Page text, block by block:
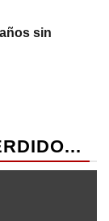
sin